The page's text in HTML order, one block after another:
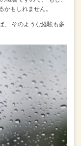
もしれません。
、
そのような経験も多